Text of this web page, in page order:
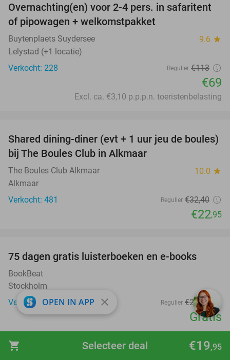
shopping_cart €19,95
Selecteer deal
39%
Overnachting(en) voor 2-4 pers. in safaritent
of pipowagen + welkomstpakket
Buytenplaets Suydersee 9.6 star
Lelystad (+1 locatie)
Verkocht: 228
Regulier €113
€69
Excl. ca. €3,10 p.p.p.n. toeristenbelasting
29%
Shared dining-diner (evt + 1 uur jeu de boules)
bij The Boules Club in Alkmaar
The Boules Club Alkmaar 10.0 star
Alkmaar
Verkocht: 481
Regulier €32,40
€22,95
75 dagen gratis luisterboeken en e-books
BookBeat
Stockholm
Verkocht: 39.309
Regulier €22,47
Gratis
favorite_border
OPEN IN APP close